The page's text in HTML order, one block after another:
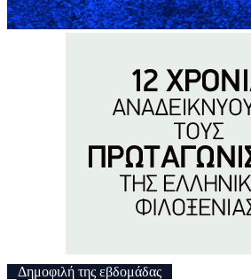
Δημοφιλή της εβδομάδας